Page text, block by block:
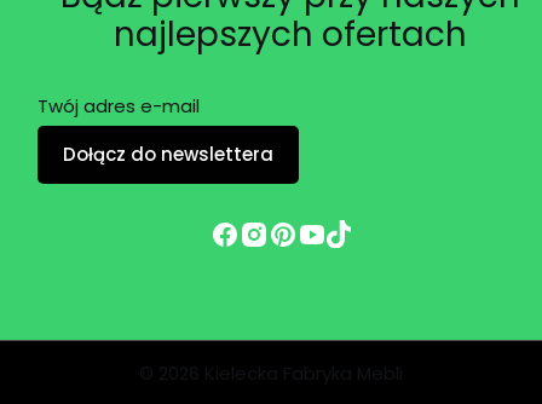
najlepszych ofertach
Twój adres e-mail
Dołącz do newslettera